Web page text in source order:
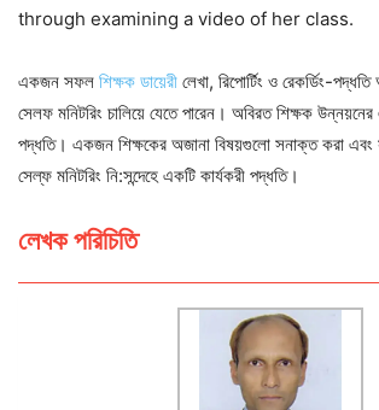
through examining a video of her class.
একজন সফল শিক্ষক ডায়েরী লেখা, রিপোর্টিং ও রেকর্ডিং-
সেলফ মনিটরিং চালিয়ে যেতে পারেন। অবিরত শিক্ষক
পদ্ধতি। একজন শিক্ষকের অজানা বিষয়গুলো সনাক্ত করা এবং
সেল্ফ মনিটরিং নি:সন্দেহে একটি কার্যকরী পদ্ধতি।
লেখক পরিচিতি